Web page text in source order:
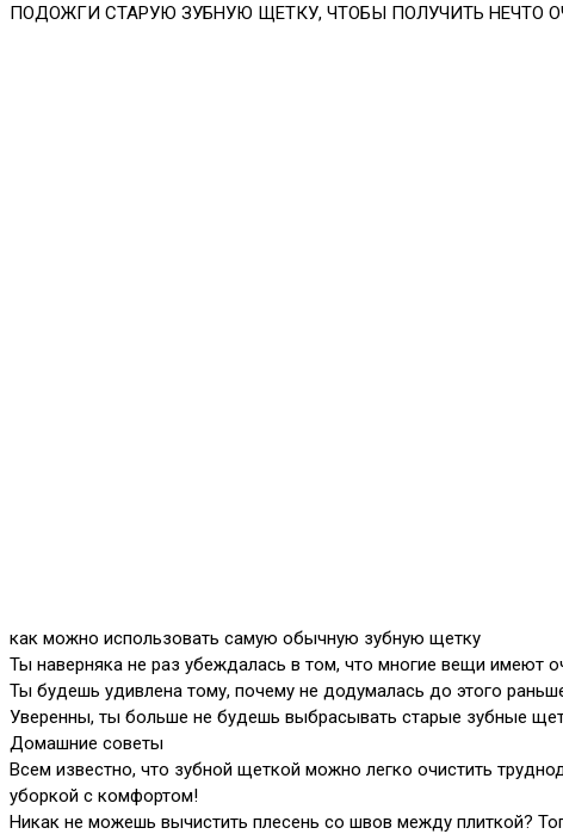
ПОДОЖГИ СТАРУЮ ЗУБНУЮ ЩЕТКУ, ЧТОБЫ ПОЛУЧИТЬ НЕЧТО
как можно использовать самую обычную зубную щетку
Ты наверняка не раз убеждалась в том, что многие вещи имеют
Ты будешь удивлена тому, почему не додумалась до этого
Уверенны, ты больше не будешь выбрасывать старые зубные
Домашние советы
Всем известно, что зубной щеткой можно легко очистить
уборкой с комфортом!
Никак не можешь вычистить плесень со швов между плиткой?